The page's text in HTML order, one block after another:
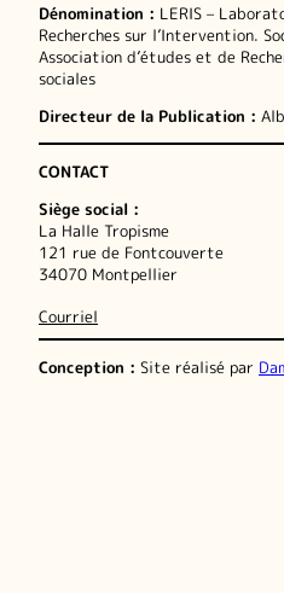
Dénomination : LERIS –
Recherches sur l’Intervention.
Association d’études et de
sociales
Directeur de la Publication :
CONTACT
Siège social :
La Halle Tropisme
121 rue de Fontcouverte
34070 Montpellier
Courriel
Conception : Site réalisé par